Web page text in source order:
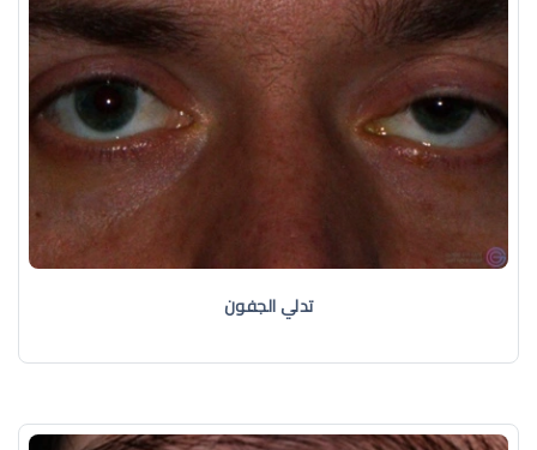
تدلي الجفون